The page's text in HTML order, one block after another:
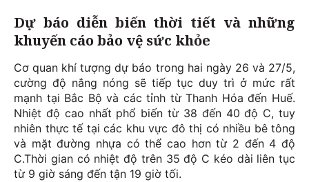
Dự báo diễn biến thời tiết và những
khuyến cáo bảo vệ sức khỏe
Cơ quan khí tượng dự báo trong hai ngày 26 và 27/5,
cường độ nắng nóng sẽ tiếp tục duy trì ở mức rất
mạnh tại Bắc Bộ và các tỉnh từ Thanh Hóa đến Huế.
Nhiệt độ cao nhất phổ biến từ 38 đến 40 độ C, tuy
nhiên thực tế tại các khu vực đô thị có nhiều bê tông
và mặt đường nhựa có thể cao hơn từ 2 đến 4 độ
C.Thời gian có nhiệt độ trên 35 độ C kéo dài liên tục
từ 9 giờ sáng đến tận 19 giờ tối.